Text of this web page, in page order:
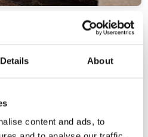
Details About
content and ads, to